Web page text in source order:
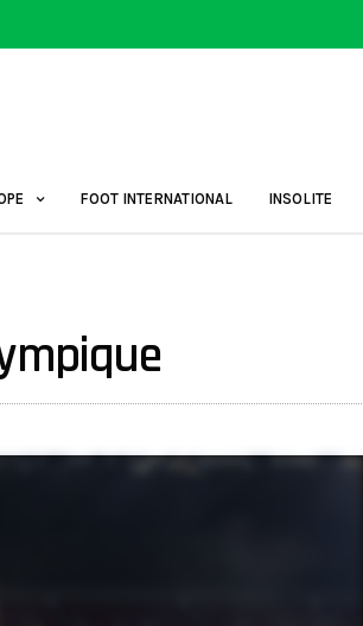
FOOT INTERNATIONAL INSOLITE